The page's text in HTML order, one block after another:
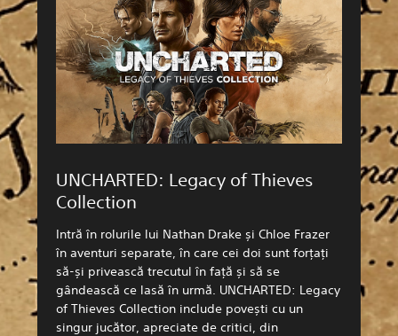
UNCHARTED: Legacy of Thieves
Collection
Intră în rolurile lui Nathan Drake și Chloe Frazer
în aventuri separate, în care cei doi sunt forțați
să-și privească trecutul în față și să se
gândească ce lasă în urmă. UNCHARTED: Legacy
of Thieves Collection include povești cu un
singur jucător, apreciate de critici, din